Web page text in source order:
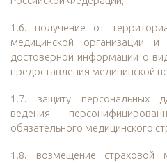
1.6. получение от
медицинской организации и
достоверной информации о
предоставления медицинской
1.7. защиту персональных
ведения
обязательного медицинского
1.8. возмещение страховой